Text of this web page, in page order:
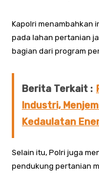
Kapolri menambahkan
pada lahan pertanian
bagian dari program
Berita Terkait :
Industri,
Kedaulatan
Selain itu, Polri juga
pendukung pertanian